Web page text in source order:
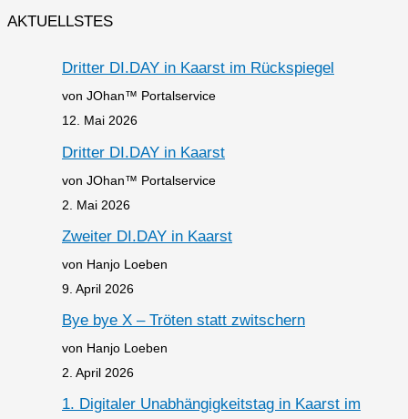
AKTUELLSTES
Dritter DI.DAY in Kaarst im Rückspiegel
von JOhan™ Portalservice
12. Mai 2026
Dritter DI.DAY in Kaarst
von JOhan™ Portalservice
2. Mai 2026
Zweiter DI.DAY in Kaarst
von Hanjo Loeben
9. April 2026
Bye bye X – Tröten statt zwitschern
von Hanjo Loeben
2. April 2026
1. Digitaler Unabhängigkeitstag in Kaarst im